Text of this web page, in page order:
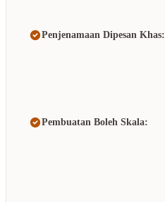
Penjenamaan Dipesan Khas:
Pembuatan Boleh Skala: